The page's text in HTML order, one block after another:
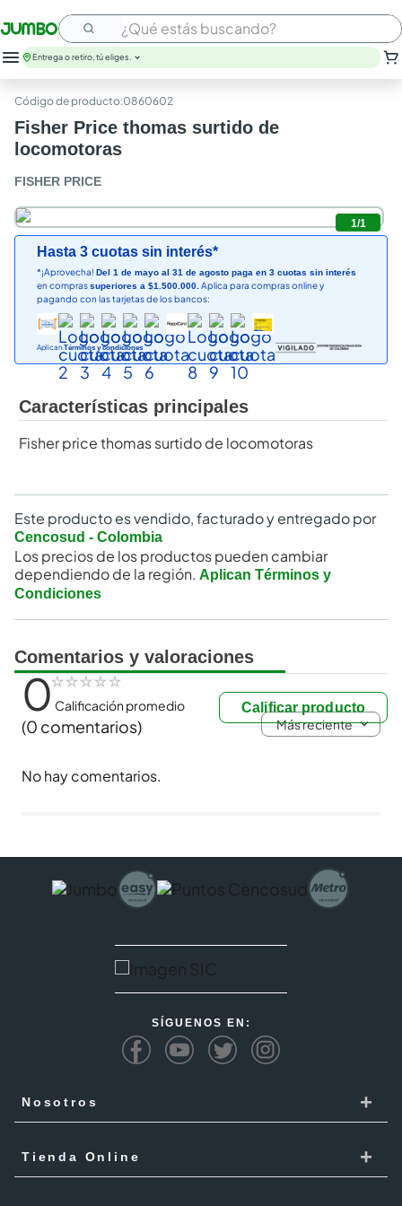
¿Qué estás buscando?
huevos
arroz
papel higienico
aceite
queso
pollo
carne
Entrega o retiro, tú eliges.
:0860602
Fisher Price thomas surtido de
locomotoras
FISHER PRICE
1/1
Hasta 3 cuotas sin interés*
*¡Aprovecha! Del 1 de mayo al 31 de agosto paga en 3 cuotas sin interés
en comprassuperiores a $1.500.000. Aplica para compras online y
pagando con las tarjetas de los bancos:
Aplican Términos y condiciones
Características principales
Fisher price thomas surtido de locomotoras
Este producto es vendido, facturado y entregado por
Cencosud - Colombia
Los precios de los productos pueden cambiar
dependiendo de la región. Aplican Términos y
Condiciones
Comentarios y valoraciones
Calificar producto
☆☆☆☆☆
0Calificación promedio
(0 comentarios) Más reciente
No hay comentarios.
SÍGUENOS EN:
Nosotros +
Responsabilidad Social
Tienda Online +